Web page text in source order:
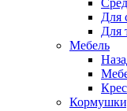
Для
Для
Мебель